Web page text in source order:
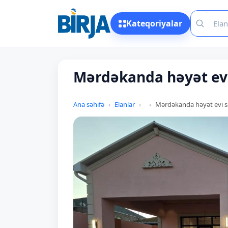
Kateqoriyalar
Mərdəkanda həyət
Ana səhifə Elanlar Mərdəkanda həyət evi